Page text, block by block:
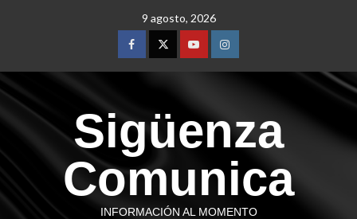
9 agosto, 2026
Sigüenza
Comunica
INFORMACIÓN AL MOMENTO